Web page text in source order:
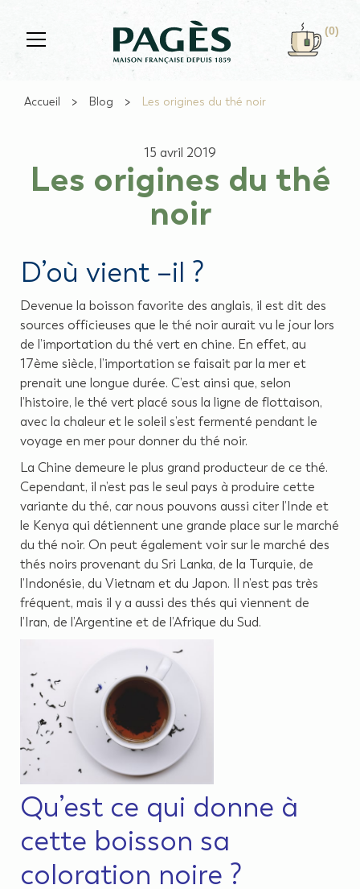
Accueil Blog Les origines du thé noir
15 avril 2019
Les origines du thé
noir
D’où vient –il ?
Devenue la boisson favorite des anglais, il est dit des
sources officieuses que le thé noir aurait vu le jour lors
de l’importation du thé vert en chine. En effet, au
17ème siècle, l’importation se faisait par la mer et
prenait une longue durée. C’est ainsi que, selon
l’histoire, le thé vert placé sous la ligne de flottaison,
avec la chaleur et le soleil s’est fermenté pendant le
voyage en mer pour donner du thé noir.
La Chine demeure le plus grand producteur de ce thé.
Cependant, il n’est pas le seul pays à produire cette
variante du thé, car nous pouvons aussi citer l’Inde et
le Kenya qui détiennent une grande place sur le marché
du thé noir. On peut également voir sur le marché des
thés noirs provenant du Sri Lanka, de la Turquie, de
l’Indonésie, du Vietnam et du Japon. Il n’est pas très
fréquent, mais il y a aussi des thés qui viennent de
l’Iran, de l’Argentine et de l’Afrique du Sud.
Qu’est ce qui donne à
cette boisson sa
coloration noire ?
(0)